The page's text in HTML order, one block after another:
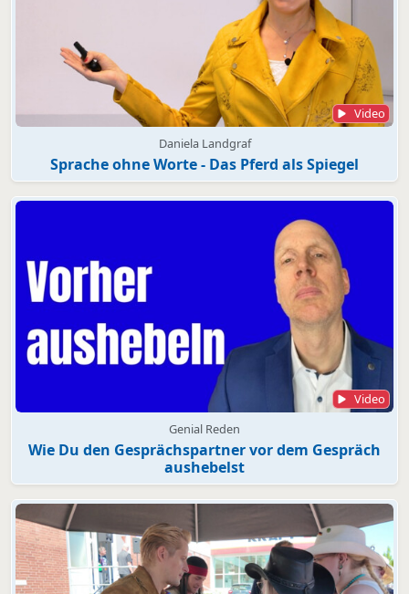
Video
Daniela Landgraf
Sprache ohne Worte - Das Pferd als Spiegel
Video
Genial Reden
Wie Du den Gesprächspartner vor dem Gespräch
aushebelst